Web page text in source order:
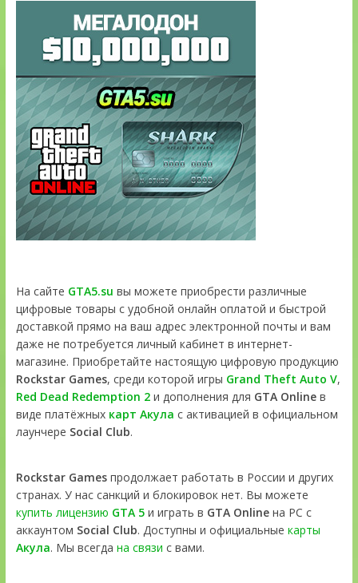
На сайте GTA5.su вы можете приобрести различные
цифровые товары с удобной онлайн оплатой и быстрой
доставкой прямо на ваш адрес электронной почты и вам
даже не потребуется личный кабинет в интернет-
магазине. Приобретайте настоящую цифровую продукцию
Rockstar Games, среди которой игры Grand Theft Auto V,
Red Dead Redemption 2и дополнения для GTA Onlineв
виде платёжных карт Акула с активацией в официальном
лаунчере Social Club.
Rockstar Gamesпродолжает работать в России и других
странах. У нас санкций и блокировок нет. Вы можете
купить лицензию GTA 5и играть в GTA Onlineна PC с
аккаунтом Social Club. Доступны и официальные карты
Акула. Мы всегда на связи с вами.